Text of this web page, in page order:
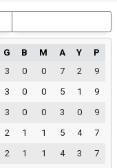
G B M A Y
P
3 0 0 7 2
9
3 0 0 5 1
9
3 0 0 3 0
9
2 1 1 5 4
7
2 1 1 4 3
7